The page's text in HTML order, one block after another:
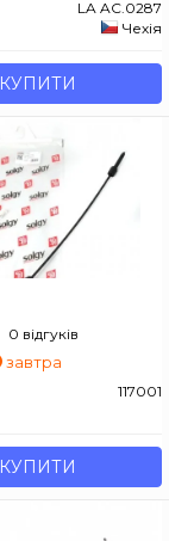
LA AC.0287
Чехія
КУПИТИ
0 відгуків
завтра
117001
КУПИТИ